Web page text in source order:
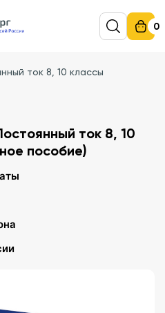
0
ток 8, 10 классы
ток 8, 10
пособие)